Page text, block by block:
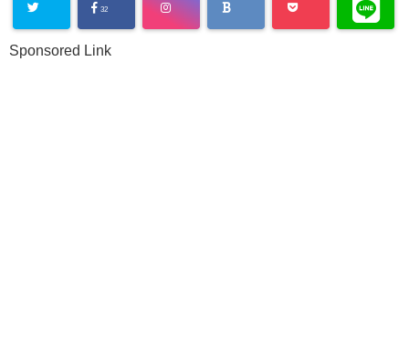
32
Sponsored Link